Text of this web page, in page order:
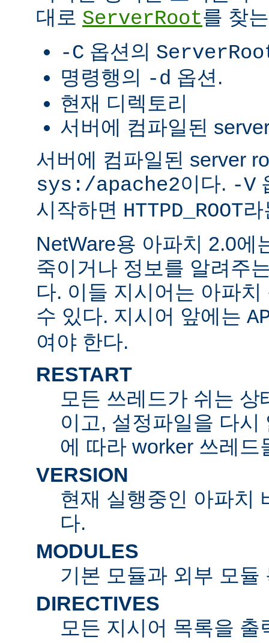
대로 ServerRoot를 찾
-C 옵션의
명령행의 -d 옵션.
현재 디렉토리
서버에 컴파일된
서버에 컴파일된 server
sys:/apache2이다. -V
시작하면 HTTPD_ROOT
NetWare용 아파치 2.0에
죽이거나 정보를 알려주
다. 이들 지시어는 아파
수 있다. 지시어 앞에는
여야 한다.
RESTART
모든 쓰레드가 쉬는
이고, 설정파일을 다
에 따라 worker 쓰레드
VERSION
현재 실행중인 아파치
다.
MODULES
기본 모듈과 외부 모듈
DIRECTIVES
모든 지시어 목록을 출